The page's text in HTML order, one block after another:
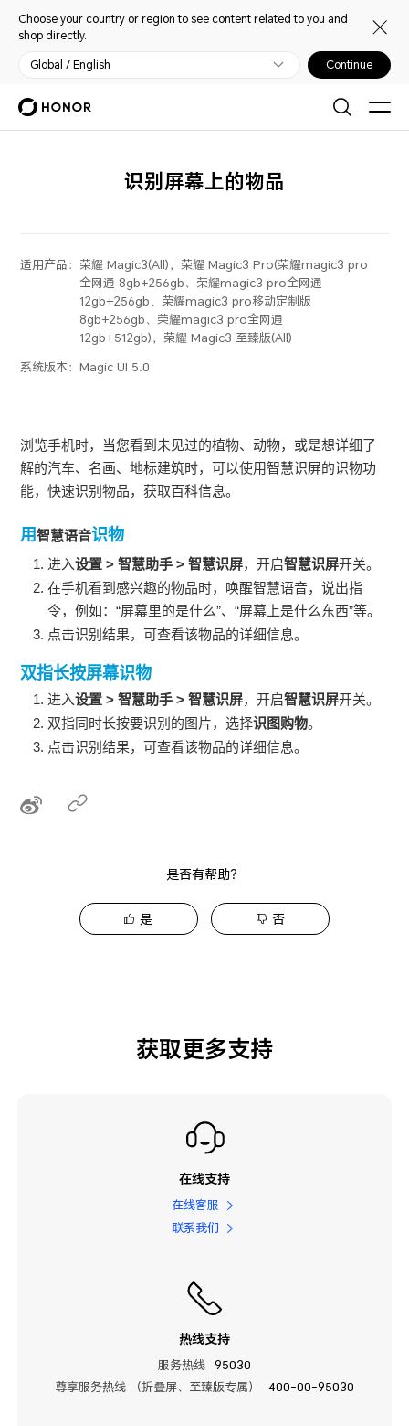
Choose your country or region to see content related to you and
shop directly.
Global / English Continue
识别屏幕上的物品
适用产品： 荣耀 Magic3(All)，荣耀 Magic3 Pro(荣耀magic3 pro
全网通 8gb+256gb、荣耀magic3 pro全网通
12gb+256gb、荣耀magic3 pro移动定制版
8gb+256gb、荣耀magic3 pro全网通
12gb+512gb)，荣耀 Magic3 至臻版(All)
系统版本：Magic UI 5.0
浏览手机时，当您看到未见过的植物、动物，或是想详细了
解的汽车、名画、地标建筑时，可以使用智慧识屏的识物功
能，快速识别物品，获取百科信息。
用智慧语音识物
进入设置 >智慧助手 >智慧识屏，开启智慧识屏开关。
在手机看到感兴趣的物品时，唤醒智慧语音，说出指
令，例如：“屏幕里的是什么”、“屏幕上是什么东西”等。
点击识别结果，可查看该物品的详细信息。
双指长按屏幕识物
进入设置 >智慧助手 >智慧识屏，开启智慧识屏开关。
双指同时长按要识别的图片，选择识图购物。
点击识别结果，可查看该物品的详细信息。
是否有帮助？
是 否
获取更多支持
在线支持
在线客服
联系我们
热线支持
服务热线
95030
尊享服务热线 （折叠屏、至臻版专属）
400-00-95030